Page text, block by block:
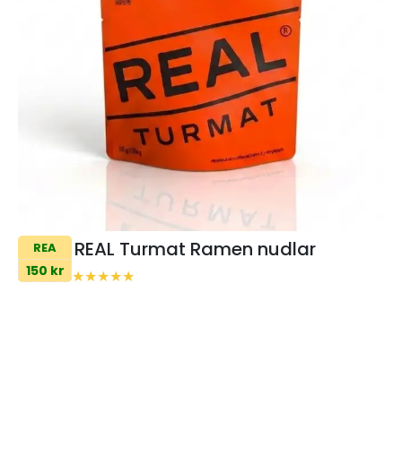
REA
150 kr
REAL Turmat Ramen nudlar